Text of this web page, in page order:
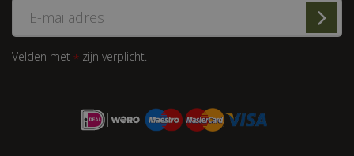
Velden met * zijn verplicht.